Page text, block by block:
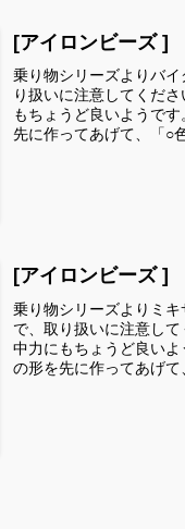
[アイロンビーズ
乗り物シリーズよりバ
り扱いに注意してくだ
もちょうど良いようで
先に作ってあげて、「○
[アイロンビーズ
乗り物シリーズよりミ
で、取り扱いに注意し
中力にもちょうど良い
の形を先に作ってあげて